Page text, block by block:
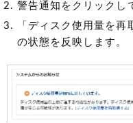
警告通知をクリックし
「ディスク使用量を
の状態を反映します。